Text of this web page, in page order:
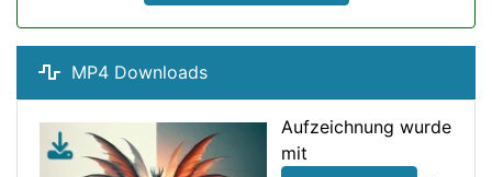
MP4 Downloads
Aufzeichnung wurde
mit